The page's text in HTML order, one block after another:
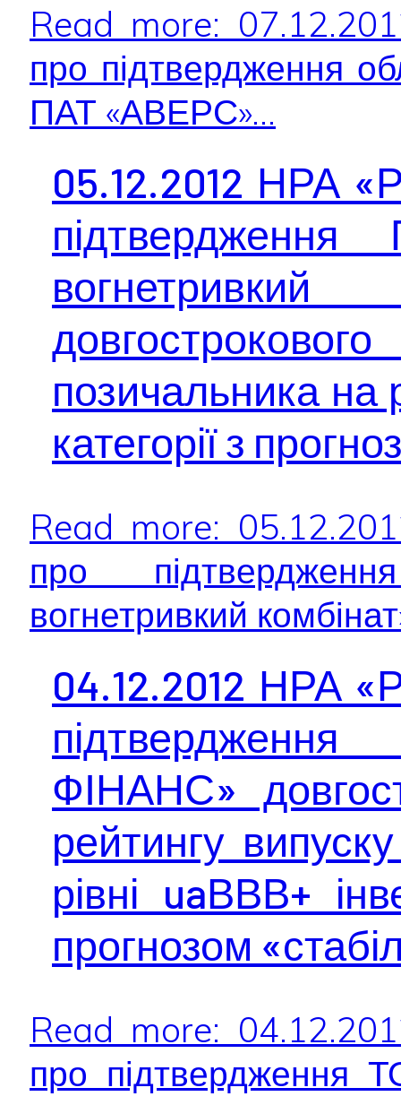
Read more:
про підтвердження
ПАТ «АВЕРС»...
05.12.2012 НРА
підтвердження
позичальника на
категорії з
Read more:
про
вогнетривкий
04.12.2012 НРА
ФІНАНС»
рейтингу
рівні uaВВВ+
прогнозом
Read more:
про